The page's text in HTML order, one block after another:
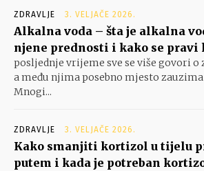
ZDRAVLJE 3. VELJAČE 2026.
Alkalna voda – šta je alkalna
njene prednosti i kako se pravi
posljednje vrijeme sve se više govori o
a među njima posebno mjesto
Mnogi...
ZDRAVLJE 3. VELJAČE 2026.
Kako smanjiti kortizol u tijelu
putem i kada je potreban